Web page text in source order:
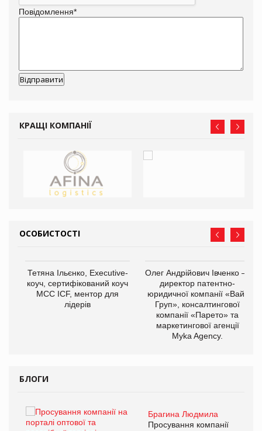
Повідомлення*
КРАЩІ КОМПАНІЇ
ОСОБИСТОСТІ
Тетяна Ільєнко, Executive-
коуч, сертифікований коуч
МСС ICF, ментор для
лідерів
Олег Андрійович Івченко —
директор патентно-
юридичної компанії «Вайз
Груп», консалтингової
компанії «Парето» та
маркетингової агенції
Myka Agency.
БЛОГИ
Брагина Людмила
Просування компанії